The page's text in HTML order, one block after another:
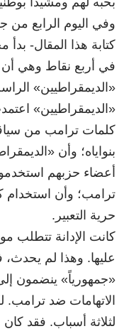
وفي اليوم الرابع
كتابة هذا المقال-
في أربع نقاط وهي أن
«الديمقراطيين»
«الديمقراطيين»
كلمات ترامب من
بنواياه؛ وأن
أعضاء حزبهم
ترامب؛ وأن استخدام
حرية التعبير.
الاتهامات ضد ترامب.
لثلاثة أسباب. فقد